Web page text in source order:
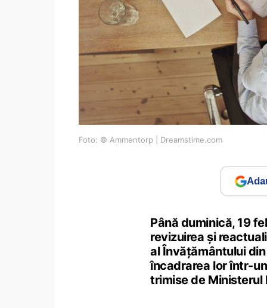
Foto: © Ammentorp | Dreamstime.com
Până duminică, 19
revizuirea și
al Învățământului
încadrarea lor într-
trimise de